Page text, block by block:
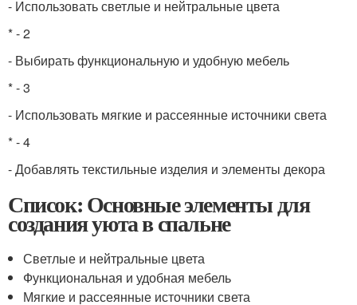
- Использовать светлые и нейтральные цвета
* - 2
- Выбирать функциональную и удобную мебель
* - 3
- Использовать мягкие и рассеянные источники света
* - 4
- Добавлять текстильные изделия и элементы декора
Список: Основные элементы для
создания уюта в спальне
Светлые и нейтральные цвета
Функциональная и удобная мебель
Мягкие и рассеянные источники света